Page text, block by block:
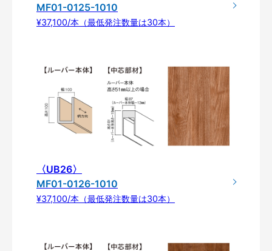
MF01-0125-1010
¥37,100/本（最低発注数量は30本）
〈UB26〉
MF01-0126-1010
¥37,100/本（最低発注数量は30本）